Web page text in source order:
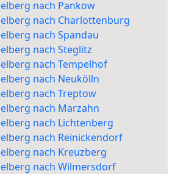
nach Pankow
nach Charlottenburg
nach Spandau
nach Steglitz
nach Tempelhof
nach Neukölln
nach Treptow
nach Marzahn
nach Lichtenberg
nach Reinickendorf
nach Kreuzberg
nach Wilmersdorf